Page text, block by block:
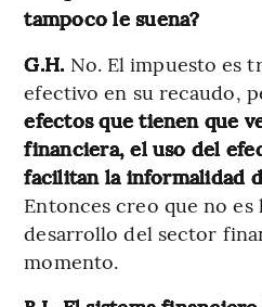
tampoco le suena?
G.H. No. El impuesto es
efectivo en su recaudo,
efectos que tienen que
financiera, el uso del
facilitan la informalidad
Entonces creo que no
desarrollo del sector
momento.